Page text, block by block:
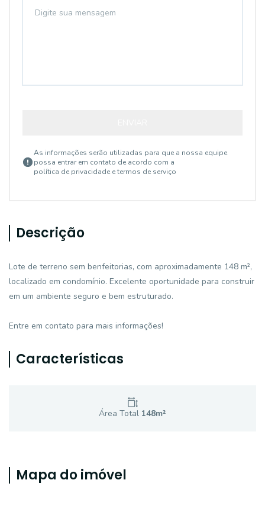
As informações serão utilizadas para que a nossa equipe
possa entrar em contato de acordo com a
política de privacidade e termos de serviço
Descrição
Lote de terreno sem benfeitorias, com aproximadamente 148 m²,
localizado em condomínio. Excelente oportunidade para construir
em um ambiente seguro e bem estruturado.
Entre em contato para mais informações!
Características
Área Total 148m²
Mapa do imóvel